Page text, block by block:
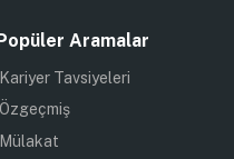
Aramalar
Kariyer Tavsiyeleri
Özgeçmiş
Mülakat